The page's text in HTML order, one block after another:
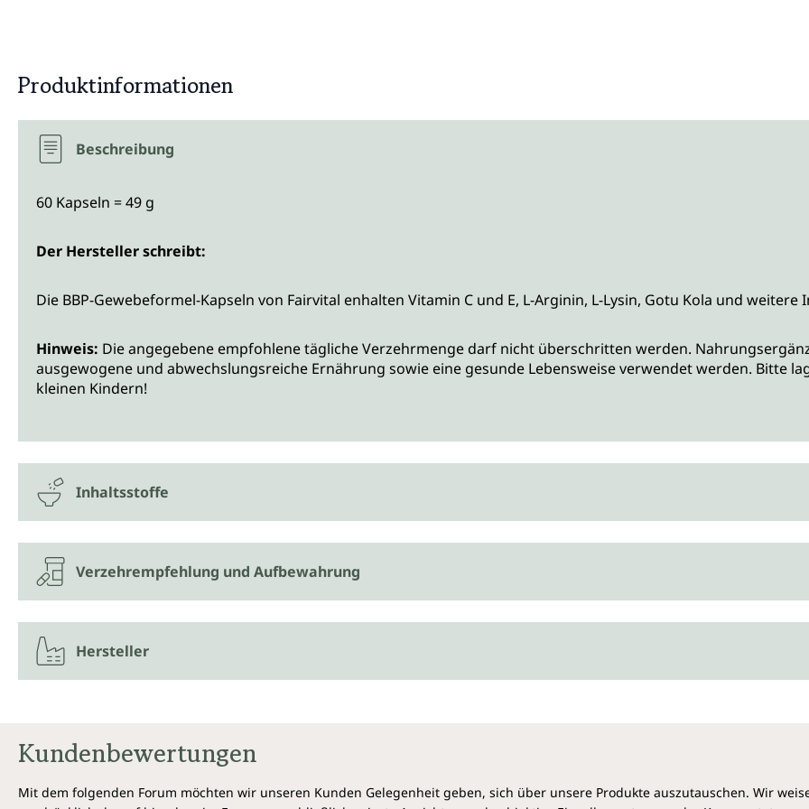
Produktinformationen
Beschreibung
60 Kapseln = 49 g
Der Hersteller schreibt:
Die BBP-Gewebeformel-Kapseln von Fairvital enhalten Vitamin C und E, L-Arginin, L-Lysin, Gotu Kola und weitere
Hinweis: Die angegebene empfohlene tägliche Verzehrmenge darf nicht überschritten werden.
ausgewogene und abwechslungsreiche Ernährung sowie eine gesunde Lebensweise verwendet werden. Bitte
kleinen Kindern!
Inhaltsstoffe
Verzehrempfehlung und Aufbewahrung
Hersteller
Kundenbewertungen
Mit dem folgenden Forum möchten wir unseren Kunden Gelegenheit geben, sich über unsere Produkte auszutauschen. Wir